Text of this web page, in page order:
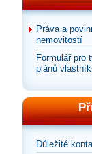
Práva a
nemovitostí
Formulář pro
plánů
Důležité